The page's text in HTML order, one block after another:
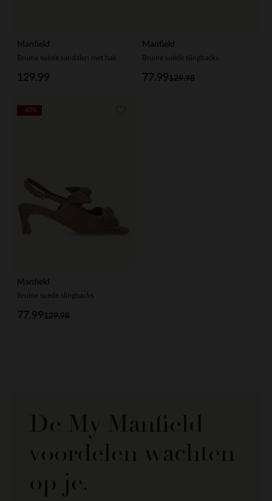
Manfield
Bruine suède sandalen met hak
129.99
Manfield
Bruine suède slingbacks
129.98
77.99
Manfield
Bruine suède slingbacks
129.98
77.99
-40%
De My Manfield
voordelen wachten
op je.